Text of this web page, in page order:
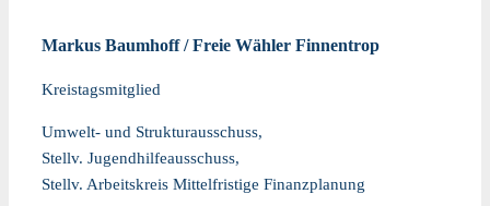
Markus Baumhoff / Freie Wähler Finnentrop
Kreistagsmitglied
Umwelt- und Strukturausschuss,
Stellv. Jugendhilfeausschuss,
Stellv. Arbeitskreis Mittelfristige Finanzplanung